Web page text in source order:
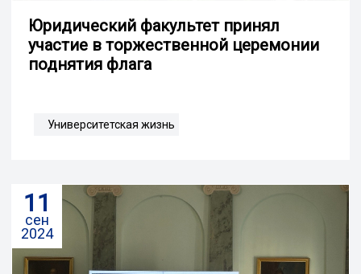
Юридический факультет принял
участие в торжественной церемонии
поднятия флага
Университетская жизнь
11
сен
2024